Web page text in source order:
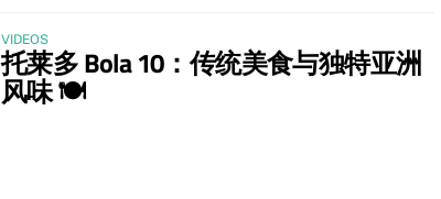
VIDEOS
托莱多 Bola 10：传统美食与独特亚洲
风味 🍽️